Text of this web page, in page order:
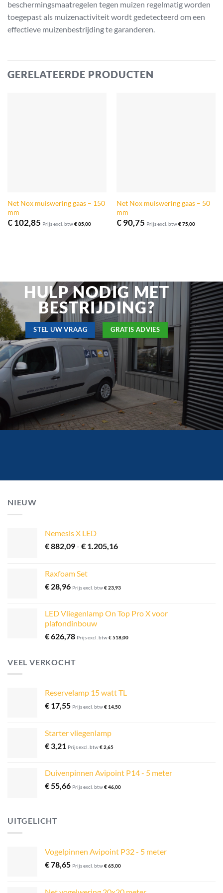
beschermingsmaatregelen tegen muizen regelmatig worden
toegepast als muizenactiviteit wordt gedetecteerd om een
effectieve muizenbestrijding te garanderen.
GERELATEERDE PRODUCTEN
Net Nox muiswering gaas – 150
mm
€102,85 Prijs excl. btw€85,00
Net Nox muiswering gaas – 50
mm
€90,75 Prijs excl. btw€75,00
HULP NODIG MET
BESTRIJDING?
STEL UW VRAAG GRATIS ADVIES
NIEUW
Nemesis X LED
€882,09- € 1.205,16Prijsklasse:
Raxfoam Set
€ 28,96 Prijs excl. btw€23,93
LED Vliegenlamp On Top Pro X voor
plafondinbouw
€626,78 Prijs excl. btw€518,00
VEEL VERKOCHT
Reservelamp 15 watt TL
€ 17,55 Prijs excl. btw€ 14,50
Starter vliegenlamp
€ 3,21 Prijs excl. btw€2,65
Duivenpinnen Avipoint P14 - 5 meter
€55,66 Prijs excl. btw€46,00
UITGELICHT
Vogelpinnen Avipoint P32 - 5 meter
€78,65 Prijs excl. btw€65,00